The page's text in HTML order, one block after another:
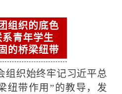
组织的底色
青年学生
的桥梁纽带
组织始终牢记习近平总
纽带作用”的教导，发